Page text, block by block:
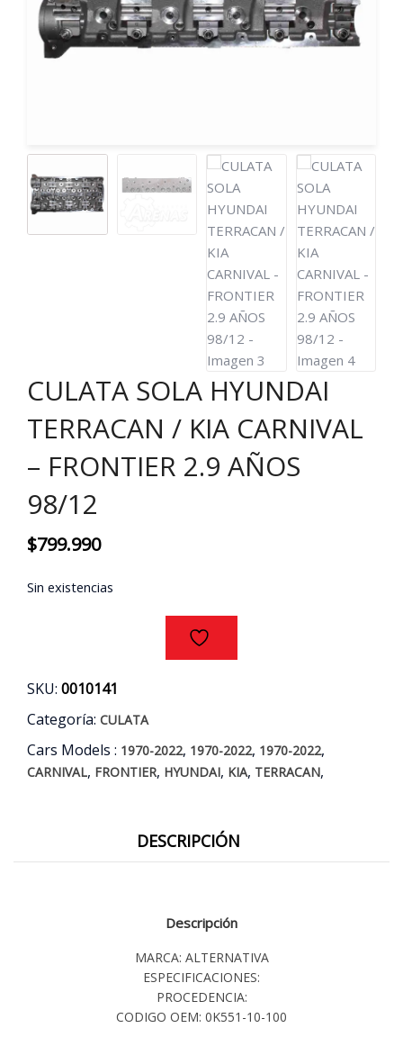
CULATA SOLA HYUNDAI
TERRACAN / KIA CARNIVAL
– FRONTIER 2.9 AÑOS
98/12
$799.990
Sin existencias
SKU: 0010141
Categoría: CULATA
Cars Models : 1970-2022, 1970-2022, 1970-2022,
CARNIVAL, FRONTIER, HYUNDAI, KIA, TERRACAN,
DESCRIPCIÓN
Descripción
MARCA: ALTERNATIVA
ESPECIFICACIONES:
PROCEDENCIA:
CODIGO OEM: 0K551-10-100